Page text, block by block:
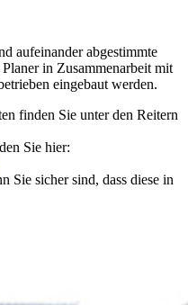
aufeinander abgestimmte
in Zusammenarbeit mit
eingebaut werden.
finden Sie unter den Reitern
Sie hier:
Sie sicher sind, dass diese in